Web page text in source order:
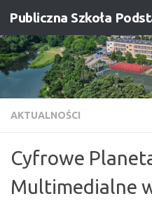
Przejdź do treści
AKTUALNOŚCI
Cyfrowe
Multimedialne